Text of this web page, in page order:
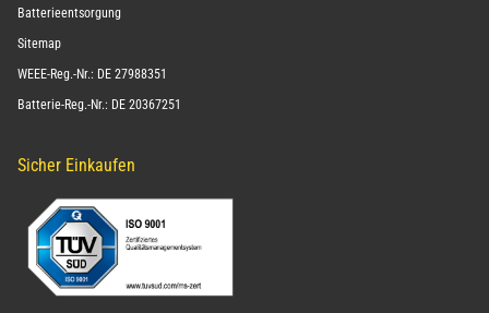
Batterieentsorgung
Sitemap
WEEE-Reg.-Nr.: DE 27988351
Batterie-Reg.-Nr.: DE 20367251
Sicher Einkaufen